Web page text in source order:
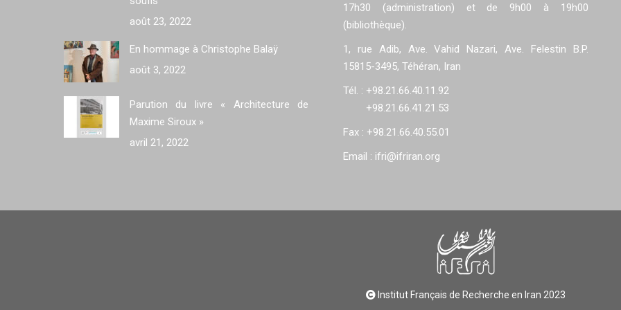
août 23, 2022
En hommage à Christophe Balaÿ
août 3, 2022
Parution du livre « Architecture de
Maxime Siroux »
avril 21, 2022
17h30 (administration) et de 9h00 à 19h00
(bibliothèque).
1, rue Adib, Ave. Vahid Nazari, Ave. Felestin B.P.
15815-3495, Téhéran, Iran
Tél. : +98.21.66.40.11.92
+98.21.66.41.21.53
Fax : +98.21.66.40.55.01
Email : ifri@ifriran.org
Institut Français de Recherche en Iran 2023